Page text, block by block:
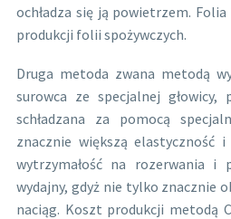
ochładza się ją powietrzem.
produkcji folii spożywczych.
Druga metoda zwana metodą
surowca ze specjalnej
schładzana za pomocą
znacznie większą elastyczność
wytrzymałość na rozerwania i
wydajny, gdyż nie tylko znacznie
naciąg. Koszt produkcji metodą